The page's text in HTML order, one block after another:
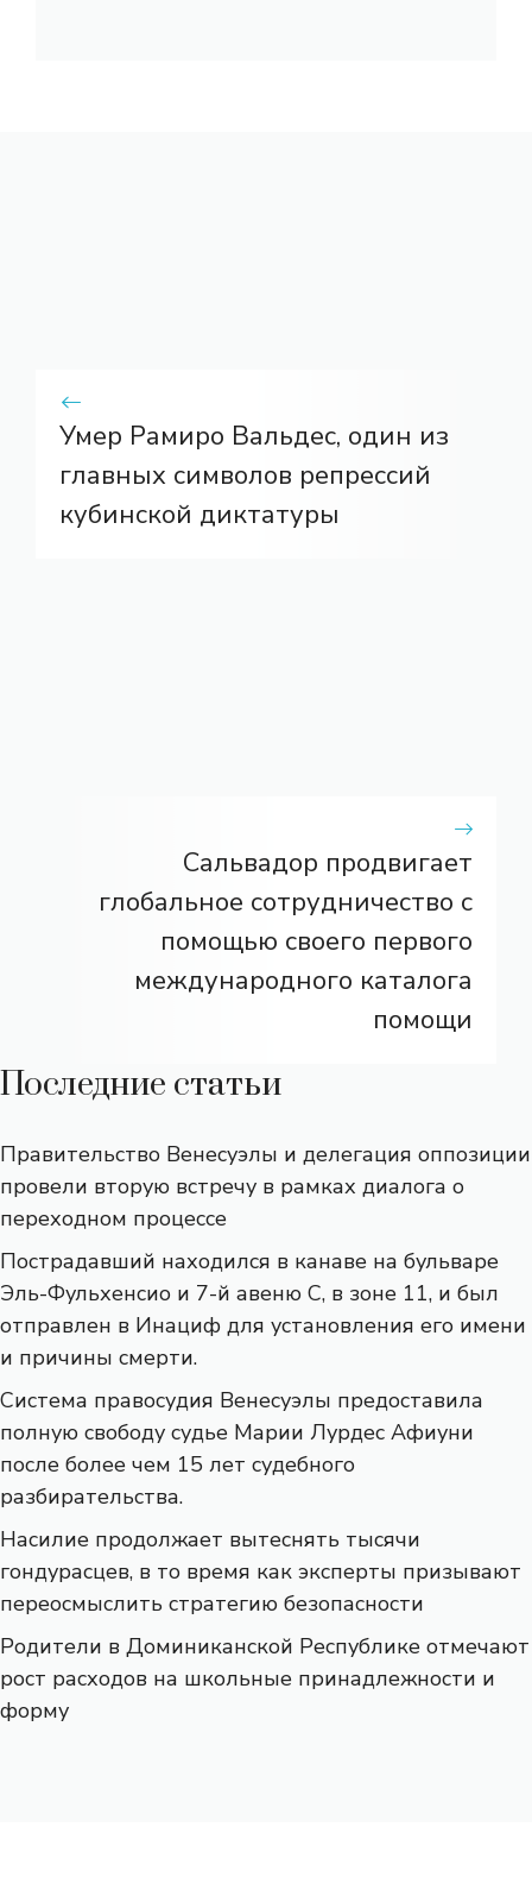
Умер Рамиро Вальдес, один из
главных символов репрессий
кубинской диктатуры
Сальвадор продвигает
глобальное сотрудничество с
помощью своего первого
международного каталога
помощи
Последние статьи
Правительство Венесуэлы и делегация оппозиции
провели вторую встречу в рамках диалога о
переходном процессе
Пострадавший находился в канаве на бульваре
Эль-Фульхенсио и 7-й авеню С, в зоне 11, и был
отправлен в Инациф для установления его имени
и причины смерти.
Система правосудия Венесуэлы предоставила
полную свободу судье Марии Лурдес Афиуни
после более чем 15 лет судебного
разбирательства.
Насилие продолжает вытеснять тысячи
гондурасцев, в то время как эксперты призывают
переосмыслить стратегию безопасности
Родители в Доминиканской Республике отмечают
рост расходов на школьные принадлежности и
форму